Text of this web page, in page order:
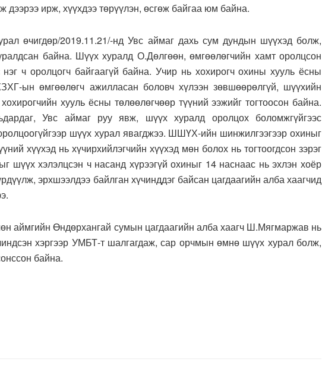
дээрээ ирж, хүүхдээ төрүүлэн, өсгөж байгаа юм байна.
өчигдөр/2019.11.21/-нд Увс аймаг дахь сум дундын шүүхэд болж,
байна. Шүүх хуралд О.Дөлгөөн, өмгөөлөгчийн хамт оролцсон
нэг ч оролцогч байгаагүй байна. Учир нь хохирогч охины хууль ёсны
ын өмгөөлөгч ажилласан боловч хүлээн зөвшөөрөлгүй, шүүхийн
хууль ёсны төлөөлөгчөөр түүний ээжийг тогтоосон байна.
Увс аймаг руу явж, шүүх хуралд оролцох боломжгүйгээс
шүүх хурал явагджээ. ШШҮХ-ийн шинжилгээгээр охиныг
хүүхэд нь хүчирхийлэгчийн хүүхэд мөн болох нь тогтоогдсон зэрэг
шүүх хэлэлцсэн ч насанд хүрээгүй охиныг 14 наснаас нь эхлэн хоёр
эрхшээлдээ байлган хүчинддэг байсан цагдаагийн алба хаагчид
аймгийн Өндөрхангай сумын цагдаагийн алба хаагч Ш.Мягмаржав нь
хэргээр УМБТ-т шалгагдаж, сар орчмын өмнө шүүх хурал болж,
байна.